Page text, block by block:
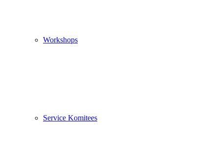
Workshops
Service Komitees